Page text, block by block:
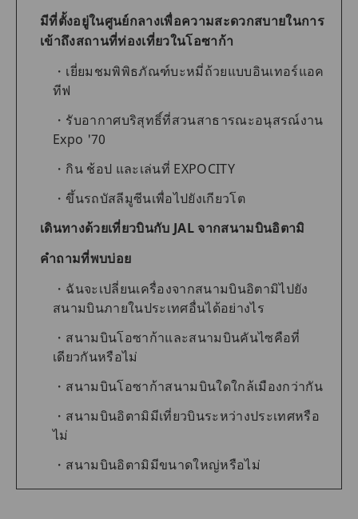
มีที่ตั้งอยู่ในศูนย์กลางเพื่อความสะดวกสบายในการ
เข้าถึงสถานที่ท่องเที่ยวในโอซาก้า
เยี่ยมชมพิพิธภัณฑ์บะหมี่ถ้วยแบบอินเทอร์แอค
ทีฟ
รับอากาศบริสุทธิ์ที่สวนสาธารณะอนุสรณ์งาน
Expo '70
กิน ช้อป และเล่นที่ EXPOCITY
ขึ้นรถบัสลีมูซีนเพื่อไปยังเกียวโต
เดินทางด้วยเที่ยวบินกับ JAL จากสนามบินอิตามิ
คำถามที่พบบ่อย
ฉันจะเปลี่ยนเครื่องจากสนามบินอิตามิไปยัง
สนามบินภายในประเทศอื่นได้อย่างไร
สนามบินโอซาก้าและสนามบินคันไซคือที่
เดียวกันหรือไม่
สนามบินโอซาก้าสนามบินใดใกล้เมืองกว่ากัน
สนามบินอิตามิมีเที่ยวบินระหว่างประเทศหรือ
ไม่
สนามบินอิตามิมีขนาดใหญ่หรือไม่